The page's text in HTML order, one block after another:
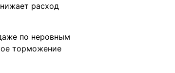
расход
по неровным
торможение